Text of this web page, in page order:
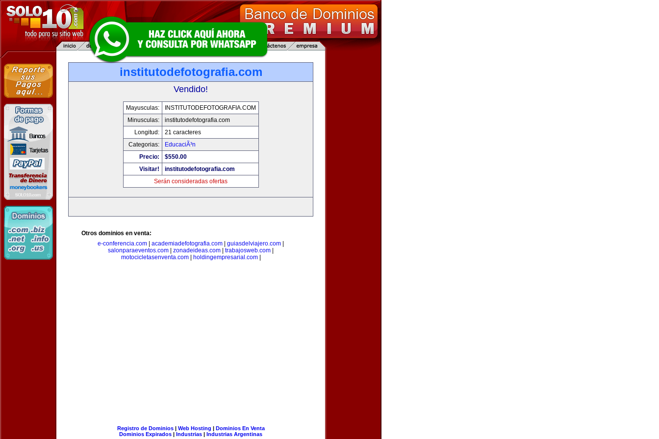
institutodefotografia.com
Vendido!
Mayusculas:
INSTITUTODEFOTOGRAFIA.COM
Minusculas:
institutodefotografia.com
Longitud:
21 caracteres
Categorias:
EducaciÃ³n
Precio:
$550.00
Visitar!
institutodefotografia.com
Serán consideradas ofertas
Otros dominios en venta:
e-conferencia.com
academiadefotografia.com guiasdelviajero.com
salonparaeventos.com
zonadeideas.com trabajosweb.com
motocicletasenventa.com| holdingempresarial.com|
Registro de Dominios| Web Hosting | Dominios En Venta
Dominios Expirados | Industrias | Industrias Argentinas